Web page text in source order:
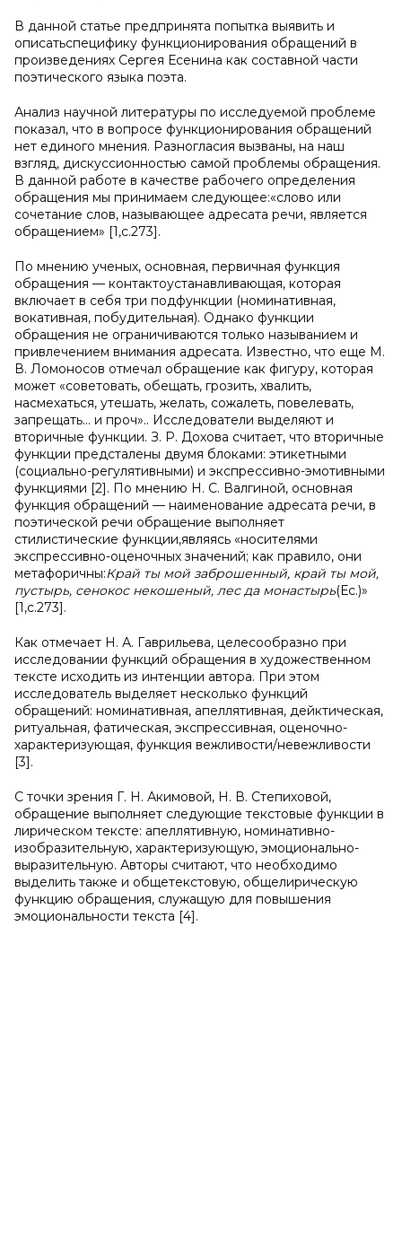
В данной статье предпринята попытка выявить и
описатьспецифику функционирования обращений в
произведениях Сергея Есенина как составной части
поэтического языка поэта.
Анализ научной литературы по исследуемой проблеме
показал, что в вопросе функционирования обращений
нет единого мнения. Разногласия вызваны, на наш
взгляд, дискуссионностью самой проблемы обращения.
В данной работе в качестве рабочего определения
обращения мы принимаем следующее:«слово или
сочетание слов, называющее адресата речи, является
обращением» [1,с.273].
По мнению ученых, основная, первичная функция
обращения — контактоустанавливающая, которая
включает в себя три подфункции (номинативная,
вокативная, побудительная). Однако функции
обращения не ограничиваются только называнием и
привлечением внимания адресата. Известно, что еще М.
В. Ломоносов отмечал обращение как фигуру, которая
может «советовать, обещать, грозить, хвалить,
насмехаться, утешать, желать, сожалеть, повелевать,
запрещать... и проч».. Исследователи выделяют и
вторичные функции. З. Р. Дохова считает, что вторичные
функции предсталены двумя блоками: этикетными
(социально-регулятивными) и экспрессивно-эмотивными
функциями [2]. По мнению Н. С. Валгиной, основная
функция обращений — наименование адресата речи, в
поэтической речи обращение выполняет
стилистические функции,являясь «носителями
экспрессивно-оценочных значений; как правило, они
метафоричны:Край ты мой заброшенный, край ты мой,
пустырь, сенокос некошеный, лес да монастырь(Ес.)»
[1,с.273].
Как отмечает Н. А. Гаврильева, целесообразно при
исследовании функций обращения в художественном
тексте исходить из интенции автора. При этом
исследователь выделяет несколько функций
обращений: номинативная, апеллятивная, дейктическая,
ритуальная, фатическая, экспрессивная, оценочно-
характеризующая, функция вежливости/невежливости
[3].
С точки зрения Г. Н. Акимовой, Н. В. Степиховой,
обращение выполняет следующие текстовые функции в
лирическом тексте: апеллятивную, номинативно-
изобразительную, характеризующую, эмоционально-
выразительную. Авторы считают, что необходимо
выделить также и общетекстовую, общелирическую
функцию обращения, служащую для повышения
эмоциональности текста [4].